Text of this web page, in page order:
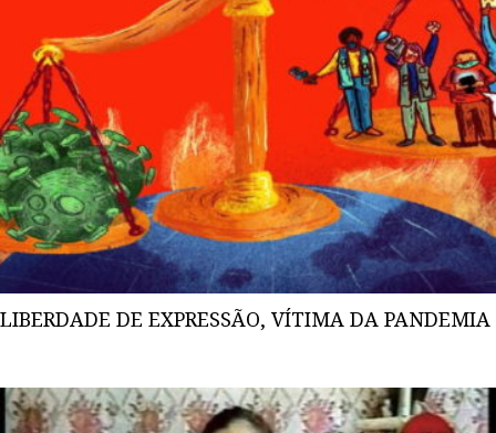
LIBERDADE DE EXPRESSÃO, VÍTIMA DA PANDEMIA